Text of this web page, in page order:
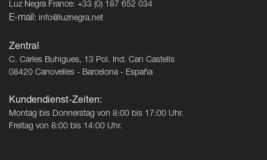
Luz Negra France: +33 (0) 187 652 034
E-mail: info@luznegra.net
Zentral
C. Carles Buhigues, 13 Pol. Ind. Can Castells
08420 Canovelles - Barcelona - España
Kundendienst-Zeiten:
Montag bis Donnerstag von 8:00 bis 17:00 Uhr.
Freitag von 8:00 bis 14:00 Uhr.